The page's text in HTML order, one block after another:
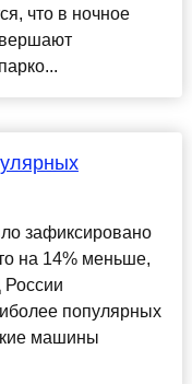
что в ночное
зафиксировано
на 14% меньше,
популярных
машины